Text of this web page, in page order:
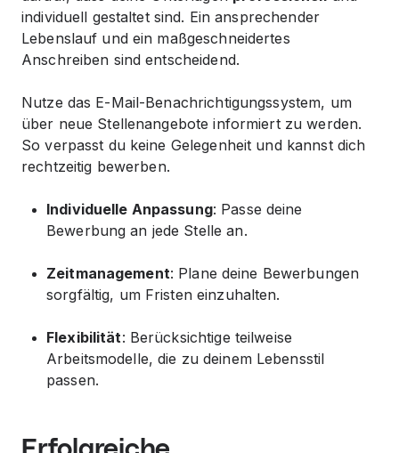
individuell gestaltet sind. Ein ansprechender
Lebenslauf und ein maßgeschneidertes
Anschreiben sind entscheidend.
Nutze das E-Mail-Benachrichtigungssystem, um
über neue Stellenangebote informiert zu werden.
So verpasst du keine Gelegenheit und kannst dich
rechtzeitig bewerben.
Individuelle Anpassung: Passe deine
Bewerbung an jede Stelle an.
Zeitmanagement: Plane deine Bewerbungen
sorgfältig, um Fristen einzuhalten.
Flexibilität: Berücksichtige teilweise
Arbeitsmodelle, die zu deinem Lebensstil
passen.